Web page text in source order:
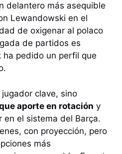
delantero más asequible
Lewandowski en el
de oxigenar al polaco
de partidos es
ha pedido un perfil que
clave, sino
aporte en rotación y
en el sistema del Barça.
con proyección, pero
más